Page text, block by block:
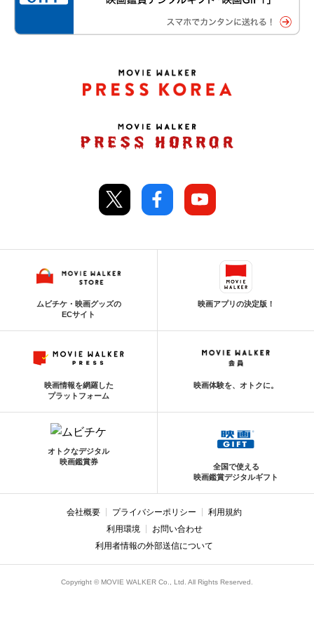
ムビチケ・映画グッズの
ECサイト
映画アプリの決定版！
映画情報を網羅した
プラットフォーム
映画体験を、オトクに。
オトクなデジタル
映画鑑賞券
全国で使える
映画鑑賞デジタルギフト
会社概要 プライバシーポリシー
利用規約
利用環境
お問い合わせ
利用者情報の外部送信について
Copyright © MOVIE WALKER Co., Ltd. All Rights Reserved.